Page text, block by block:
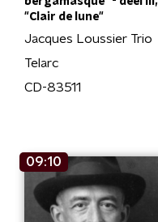
"Clair de lune"
Jacques Loussier Trio
Telarc
CD-83511
09:10